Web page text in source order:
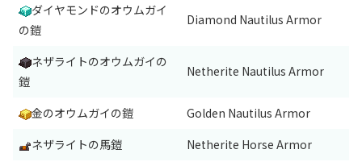
ダイヤモンドのオウムガイ
の鎧
Diamond Nautilus Armor
ネザライトのオウムガイの
鎧
Netherite Nautilus Armor
金のオウムガイの鎧
Golden Nautilus Armor
ネザライトの馬鎧
Netherite Horse Armor